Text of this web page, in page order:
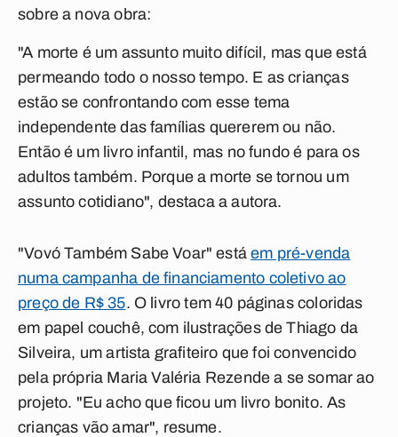
sobre a nova obra:
"A morte é um assunto muito difícil, mas que está
permeando todo o nosso tempo. E as crianças
estão se confrontando com esse tema
independente das famílias quererem ou não.
Então é um livro infantil, mas no fundo é para os
adultos também. Porque a morte se tornou um
assunto cotidiano", destaca a autora.
"Vovó Também Sabe Voar" estáem pré-venda
numa campanha de financiamento coletivo ao
preço de R$ 35. O livro tem 40 páginas coloridas
em papel couchê, com ilustrações de Thiago da
Silveira, um artista grafiteiro que foi convencido
pela própria Maria Valéria Rezende a se somar ao
projeto. "Eu acho que ficou um livro bonito. As
crianças vão amar", resume.